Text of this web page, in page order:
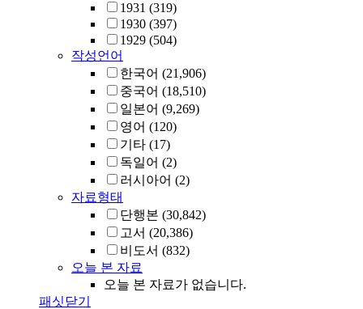
1931 (319)
1930 (397)
1929 (504)
작성언어
한국어 (21,906)
중국어 (18,510)
일본어 (9,269)
영어 (120)
기타 (17)
독일어 (2)
러시아어 (2)
자료형태
단행본 (30,842)
고서 (20,386)
비도서 (832)
오늘 본 자료
오늘 본 자료가 없습니다.
패싯닫기